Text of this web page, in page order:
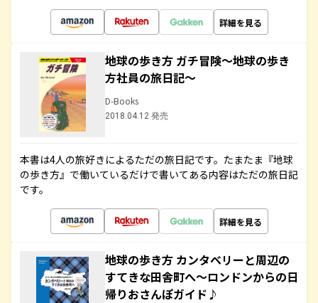
詳細を見る
地球の歩き方 ガチ冒険～地球の歩き
方社員の旅日記～
D-Books
2018.04.12 発売
本書は4人の旅好きによるただの旅日記です。たまたま『地球
の歩き方』で働いているだけで書いてある内容はただの旅日記
です。
詳細を見る
地球の歩き方 カンタベリーと周辺の
すてきな田舎町へ～ロンドンからの日
帰りおさんぽガイド♪